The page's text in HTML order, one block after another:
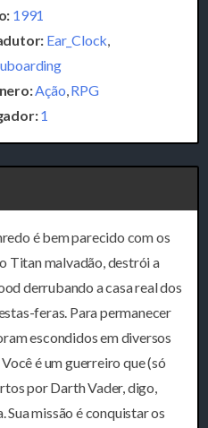
1991
Ear_Clock
Ação RPG
1
é bem parecido com os
Titan malvadão, destrói a
derrubando a casa real dos
feras. Para permanecer
escondidos em diversos
é um guerreiro que (só
por Darth Vader, digo,
Sua missão é conquistar os